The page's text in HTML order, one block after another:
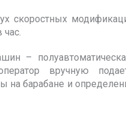
скоростных
–
вручную
на барабане и